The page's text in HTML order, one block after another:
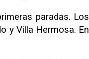
paradas. Los
y Villa Hermosa. En